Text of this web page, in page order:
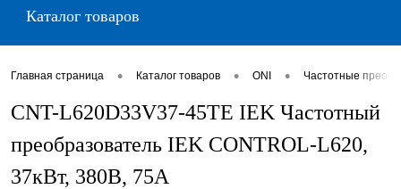
Каталог товаров
Главная страница • Каталог товаров • ONI • Частотные
CNT-L620D33V37-45TE IEK Частотный
преобразователь IEK CONTROL-L620,
37кВт, 380В, 75А